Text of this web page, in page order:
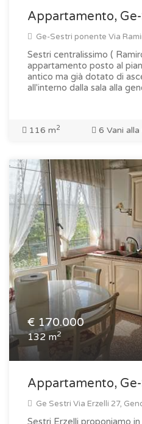
Appartamento,
Ge-Sestri ponente Via
Sestri centralissimo (
appartamento posto al
antico ma già dotato di
all'interno dalla sala alla
116 m2 6 Vani alla
€ 170.000
132 m2
Appartamento,
Ge Sestri Via Erzelli 27,
Sestri Erzelli proponiamo